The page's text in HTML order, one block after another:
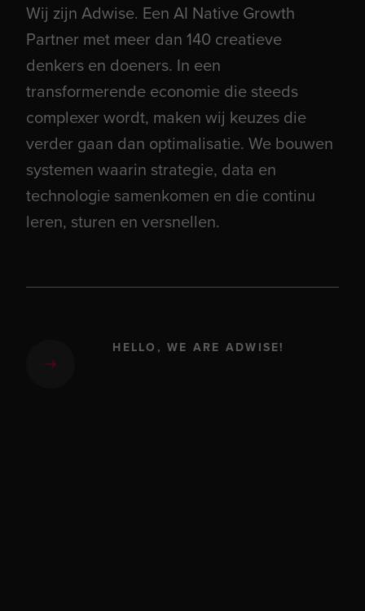
Wij zijn Adwise. Een AI Native Growth
Partner met meer dan 140 creatieve
denkers en doeners. In een
transformerende economie die steeds
complexer wordt, maken wij keuzes die
verder gaan dan optimalisatie. We bouwen
systemen waarin strategie, data en
technologie samenkomen en die continu
leren, sturen en versnellen.
HELLO, WE ARE ADWISE!